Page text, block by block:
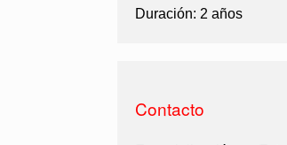
Duración: 2 años
Contacto